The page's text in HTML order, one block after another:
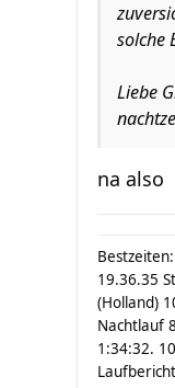
solche
Liebe
na also
19.36.35
(Holland)
Nachtlauf
1:34:32.